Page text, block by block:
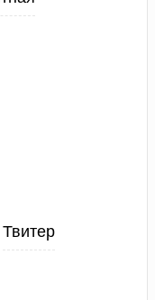
Твитер